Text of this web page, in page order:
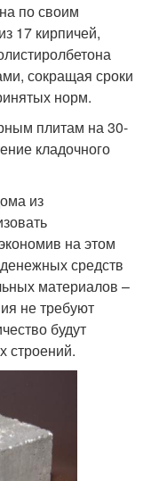
по своим
17 кирпичей,
сокращая сроки
норм.
плитам на 30-
кладочного
из
на этом
средств
материалов –
не требуют
будут
строений.